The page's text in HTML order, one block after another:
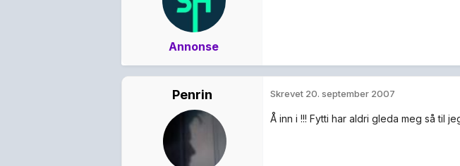
Annonse
Penrin Skrevet 20. september 2007
Å inn i !!! Fytti har aldri gleda meg så til